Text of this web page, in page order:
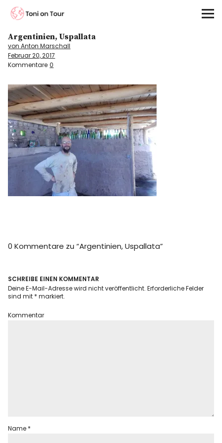
Toni on Tour
Startseite
About
On the Road
Kontinente
Kontakt
Argentinien, Uspallata
von Anton Marschall
Februar 20, 2017
Kommentare 0
0 Kommentare zu “Argentinien, Uspallata”
SCHREIBE EINEN KOMMENTAR
Deine E-Mail-Adresse wird nicht veröffentlicht. Erforderliche Felder
sind mit * markiert.
Kommentar
Name *